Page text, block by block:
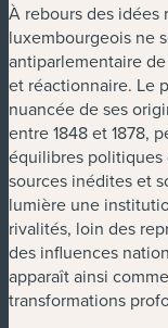
À rebours des idées
luxembourgeois ne
antiparlementaire
et réactionnaire. Le
nuancée de ses
entre 1848 et 1878,
équilibres politiques
sources inédites et
lumière une
rivalités, loin des
des influences
apparaît ainsi
transformations